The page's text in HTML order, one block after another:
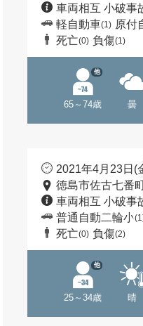
車両相互 小破事
軽自動車(1) 原付
死亡(0) 負傷(1)
65～74歳
他
曇
2021年4月23日(
徳島市佐古七番
車両相互 小破事
普通自動二輪小
死亡(0) 負傷(2)
25～34歳
他
晴